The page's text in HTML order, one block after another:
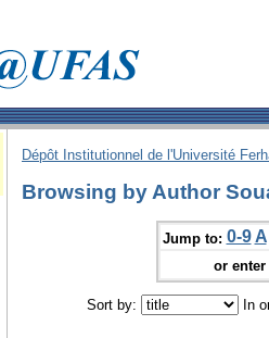
Dépôt Institutionnel de l'Université
Browsing by Author
Jump to: 0-9 A
or
Sort by: In